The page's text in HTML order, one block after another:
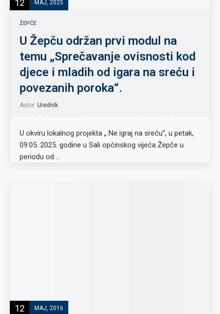
12 MAJ, 2025
ŽEPČE
U Žepču održan prvi modul na
temu „Sprečavanje ovisnosti kod
djece i mladih od igara na sreću i
povezanih poroka“.
Autor: Urednik
U okviru lokalnog projekta „ Ne igraj na sreću“, u petak,
09.05. 2025. godine u Sali općinskog vijeća Žepče u
periodu od …
12 MAJ, 2016